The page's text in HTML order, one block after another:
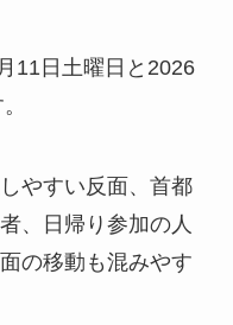
11日土曜日と2026
やすい反面、首都
、日帰り参加の人
の移動も混みやす